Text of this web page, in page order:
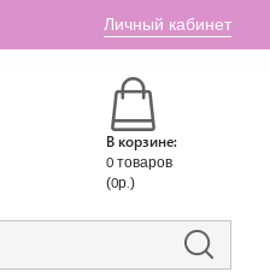
Личный кабинет
В корзине:
0 товаров
(0р.)